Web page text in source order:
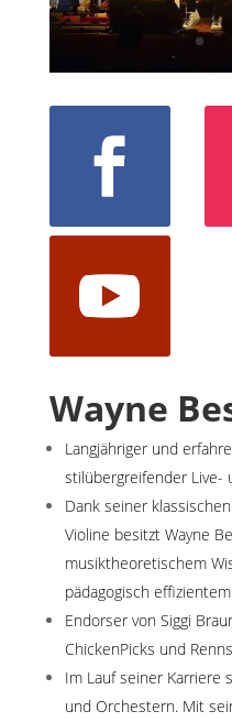
Wayne
Langjähriger und
stilübergreifender Live-
Dank seiner
Violine besitzt Wayne
musiktheoretischem
pädagogisch
Endorser von Siggi
ChickenPicks und
Im Lauf seiner Karriere
und Orchestern. Mit